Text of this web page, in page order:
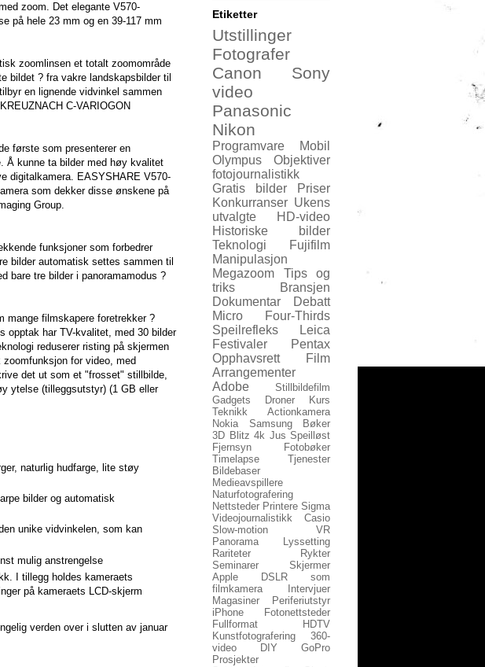
zoom. Det elegante V570-
på hele 23 mm og en 39-117 mm
zoomlinsen et totalt zoomområde
bildet ? fra vakre landskapsbilder til
en lignende vidvinkel sammen
C-VARIOGON
første som presenterer en
Å kunne ta bilder med høy kvalitet
digitalkamera. EASYSHARE V570-
som dekker disse ønskene på
Group.
funksjoner som forbedrer
bilder automatisk settes sammen til
bare tre bilder i panoramamodus ?
mange filmskapere foretrekker ?
opptak har TV-kvalitet, med 30 bilder
reduserer risting på skjermen
for video, med
det ut som et "frosset" stillbilde,
ytelse (tilleggsutstyr) (1 GB eller
naturlig hudfarge, lite støy
bilder og automatisk
unike vidvinkelen, som kan
mulig anstrengelse
I tillegg holdes kameraets
på kameraets LCD-skjerm
verden over i slutten av januar
Etiketter
Utstillinger
Fotografer
Canon
Sony
video
Panasonic
Nikon
Programvare
Mobil
Olympus
Objektiver
fotojournalistikk
Gratis bilder
Priser
Konkurranser Ukens
utvalgte
HD-video
Historiske bilder
Teknologi
Fujifilm
Manipulasjon
Megazoom
Tips og
triks
Bransjen
Dokumentar
Debatt
Micro Four-Thirds
Speilrefleks
Leica
Festivaler
Pentax
Opphavsrett
Film
Arrangementer
Adobe
Stillbildefilm
Gadgets
Droner
Kurs
Teknikk
Actionkamera
Nokia
Samsung
Bøker
3D Blitz 4k Jus Speilløst
Fjernsyn
Fotobøker
Timelapse
Tjenester
Bildebaser
Medieavspillere
Naturfotografering
Nettsteder Printere Sigma
Videojournalistikk
Casio
Slow-motion
VR
Panorama
Lyssetting
Rariteter
Rykter
Seminarer
Skjermer
Apple
DSLR som
filmkamera
Intervjuer
Magasiner
Periferiutstyr
iPhone
Fotonettsteder
Fullformat
HDTV
Kunstfotografering
360-
video
DIY
GoPro
Prosjekter